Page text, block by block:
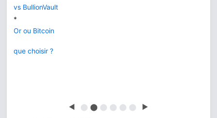
vs BullionVault
*
Or ou Bitcoin
que choisir ?
◀ ⬤ ⬤ ⬤ ⬤ ⬤ ⬤ ▶